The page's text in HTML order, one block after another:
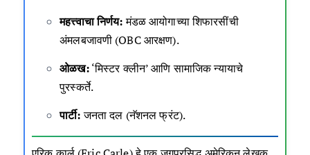
महत्त्वाचा निर्णय:मंडळ आयोगाच्या शिफारसींची
अंमलबजावणी (OBC आरक्षण).
ओळख:‘मिस्टर क्लीन’ आणि सामाजिक न्यायाचे
पुरस्कर्ते.
पार्टी:जनता दल (नॅशनल फ्रंट).